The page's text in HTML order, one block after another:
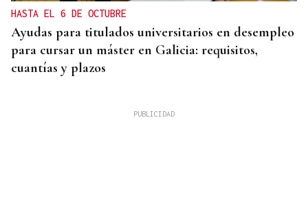
HASTA EL 6 DE OCTUBRE
Ayudas para titulados universitarios en desempleo
para cursar un máster en Galicia: requisitos,
cuantías y plazos